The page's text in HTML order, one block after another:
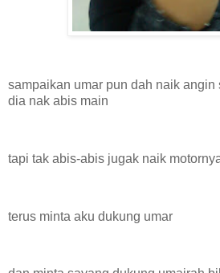
sampaikan umar pun dah naik angin
dia nak abis main
tapi tak abis-abis jugak naik
terus minta aku dukung umar